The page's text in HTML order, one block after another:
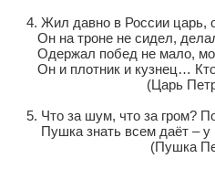
4. Жил давно в России царь,
Он на троне не сидел, делал
Одержал побед не мало,
Он и плотник и кузнец… Кто
(Царь Петр
5. Что за шум, что за гром?
Пушка знать всем даёт – у
(Пушка